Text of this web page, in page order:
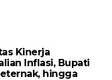
Kinerja
Inflasi, Bupati
hingga